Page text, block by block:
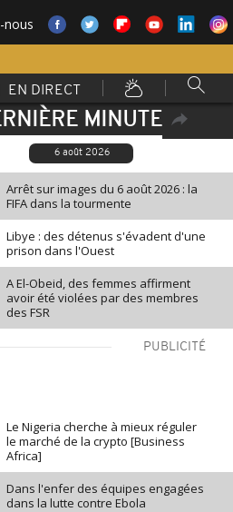
nous
EN DIRECT
MINUTE
6 août 2026
Arrêt sur images du 6 août 2026 : la
FIFA dans la tourmente
Libye : des détenus s'évadent d'une
prison dans l'Ouest
A El-Obeid, des femmes affirment
avoir été violées par des membres
des FSR
PUBLICITÉ
Le Nigeria cherche à mieux réguler
le marché de la crypto [Business
Africa]
Dans l'enfer des équipes engagées
dans la lutte contre Ebola